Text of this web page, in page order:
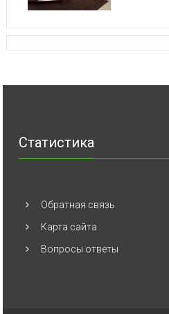
Статистика
Обратная связь
Карта сайта
Вопросы ответы